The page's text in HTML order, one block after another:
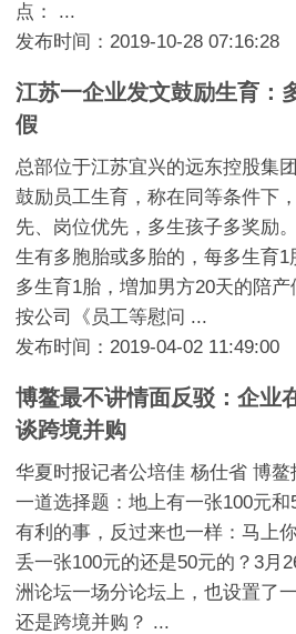
点： ...
发布时间：2019-10-28 07:16:28
江苏一企业发文鼓励生育：
假
总部位于江苏宜兴的远东控股集
鼓励员工生育，称在同等条件下
先、岗位优先，多生孩子多奖励
生有多胞胎或多胎的，每多生育
多生育1胎，増加男方20天的陪
按公司《员工等慰问 ...
发布时间：2019-04-02 11:49:00
博鳌最不讲情面反驳：企业
谈跨境并购
华夏时报记者公培佳 杨仕省 博
一道选择题：地上有一张100元
有利的事，反过来也一样：马上
丢一张100元的还是50元的？3月
洲论坛一场分论坛上，也设置了
还是跨境并购？ ...